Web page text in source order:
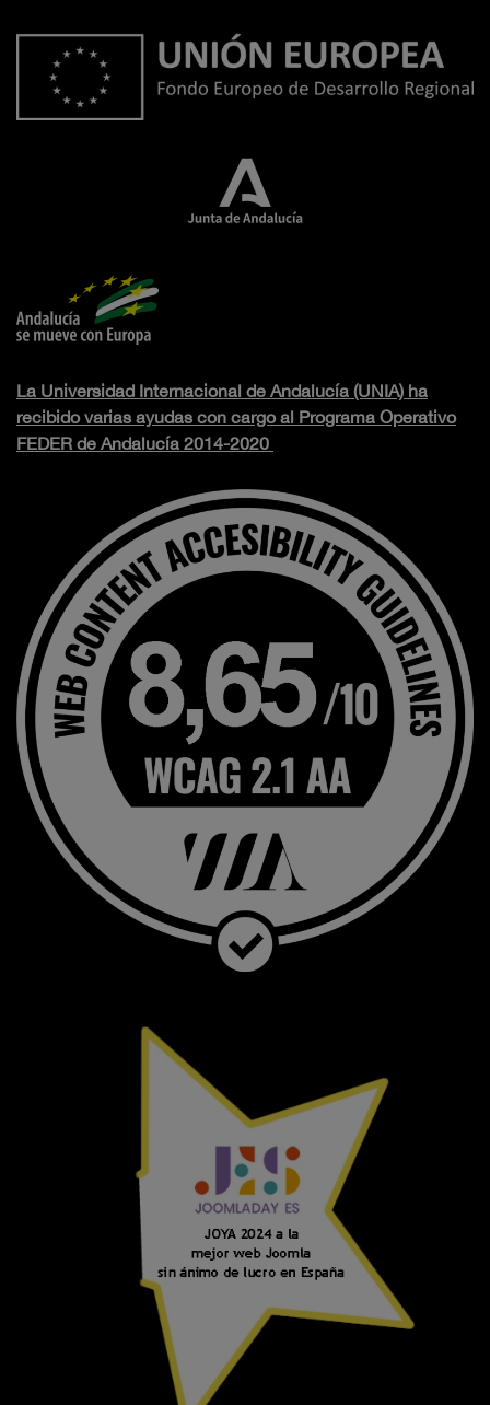
La Universidad Internacional de Andalucía (UNIA) ha
recibido varias ayudas con cargo al Programa Operativo
FEDER de Andalucía 2014-2020